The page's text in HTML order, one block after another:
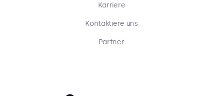
Karriere
Kontaktiere uns
Partner